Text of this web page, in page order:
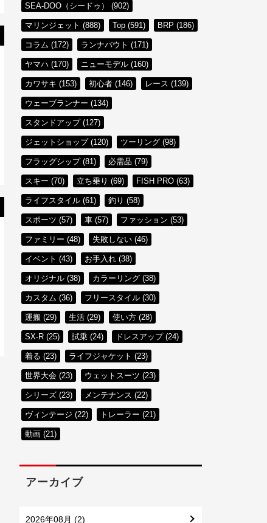
SEA-DOO（シードゥ） (902)
マリンジェット (888) Top (591) BRP (186)
コラム (172) ランナバウト (171)
ヤマハ (170) ニューモデル (160)
カワサキ (153) 初心者 (146) レース (139)
ウェーブランナー (134)
スタンドアップ (127)
ジェットショップ (120) ツーリング (98)
フラッグシップ (81) 必需品 (79)
スキー (70) 立ち乗り (69) FISH PRO (63)
ライフスタイル (61) 釣り (58)
スポーツ (57) 車 (57) ファッション (53)
ファミリー (48) 失敗しない (46)
イベント (43) お手入れ (38)
オリジナル (38) カラーリング (38)
カスタム (36) フリースタイル (30)
運搬 (29) 生活 (29) 使い方 (28)
SX-R (25) 試乗 (24) ドレスアップ (24)
着る (23) ライフジャケット (23)
世界大会 (23) ウェットスーツ (23)
シリーズ (23) メンテナンス (22)
ヴィンテージ (22) トレーラー (21)
動画 (21)
アーカイブ
2026年08月 (2)